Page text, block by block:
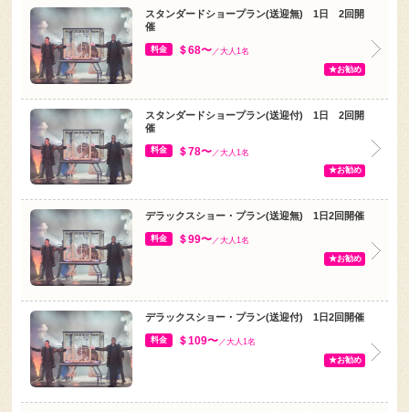
スタンダードショープラン(送迎無) 1日 2回開
催
料金 ＄68〜 ／大人1名
★お勧め
スタンダードショープラン(送迎付) 1日 2回開
催
料金 ＄78〜 ／大人1名
★お勧め
デラックスショー・プラン(送迎無) 1日2回開催
料金 ＄99〜／大人1名
★お勧め
デラックスショー・プラン(送迎付) 1日2回開催
料金 ＄109〜／大人1名
★お勧め